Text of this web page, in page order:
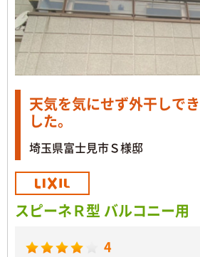
天気を気にせず外干しで
した。
埼玉県富士見市Ｓ様邸
スピーネＲ型 バルコニー用
4